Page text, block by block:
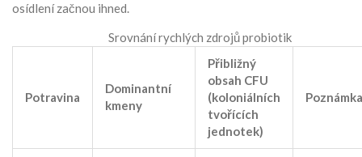
osídlení začnou ihned.
Srovnání rychlých zdrojů probiotik
Potravina
Dominantní
kmeny
Přibližný
obsah CFU
(koloniálních
tvořících
jednotek)
Poznámka